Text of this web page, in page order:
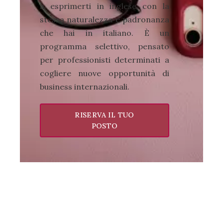
a esprimerti in inglese con la
stessa naturalezza e padronanza
che hai in italiano. È un
programma selettivo, pensato
per professionisti determinati a
cogliere nuove opportunità di
business internazionali.
RISERVA IL TUO
POSTO